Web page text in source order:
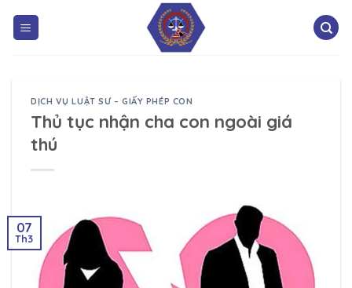
DỊCH VỤ LUẬT SƯ – GIẤY PHÉP CON
Thủ tục nhận cha con ngoài giá
thú
07
Th3